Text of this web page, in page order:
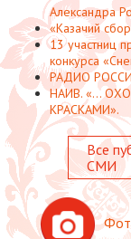
Александра
«Казачий
13 участниц
конкурса
РАДИО
НАИВ. «...
КРАСКАМИ».
Все
СМИ